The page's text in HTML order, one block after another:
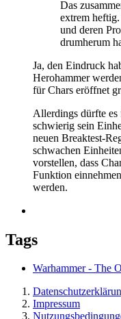
Das
extrem
und deren
drumherum
Ja, den Eindruck
Herohammer
für Chars eröffnet
Allerdings dürfte
schwierig sein
neuen Breaktest-
schwachen
vorstellen, dass
Funktion
werden.
Tags
Warhammer - The
Impressum